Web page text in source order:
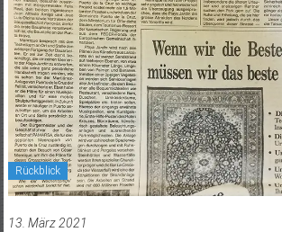
Rückblick
13. März 2021